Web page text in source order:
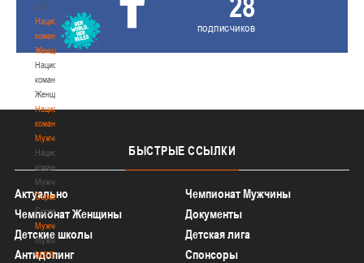
3х3
Национальная
команда.
Женщины
Национальная
команда.
Женщины
Национальная
команда.
Мужчины
Национальная
команда.
Мужчины
Соревнования
Соревнования
Мужчины
Мужчины
BETERA
подписчиков
БЫСТРЫЕ ССЫЛКИ
Актуально
Чемпионат Мужчины
Чемпионат Женщины
Документы
Детские школы
Детская лига
Антидопинг
Спонсоры